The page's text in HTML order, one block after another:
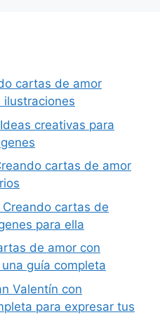
cartas de amor
ilustraciones
creativas para
cartas de amor
cartas de
para ella
de amor con
guía completa
Valentín con
para expresar tus